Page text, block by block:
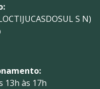
S N)
13h às 17h